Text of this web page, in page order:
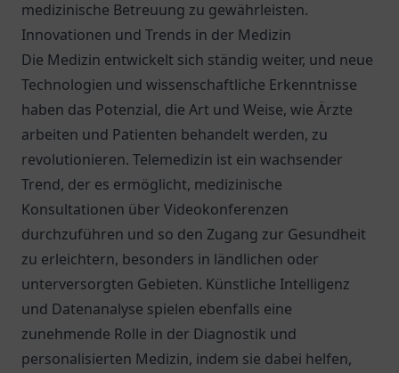
medizinische Betreuung zu gewährleisten.
Innovationen und Trends in der Medizin
Die Medizin entwickelt sich ständig weiter, und neue
Technologien und wissenschaftliche Erkenntnisse
haben das Potenzial, die Art und Weise, wie Ärzte
arbeiten und Patienten behandelt werden, zu
revolutionieren. Telemedizin ist ein wachsender
Trend, der es ermöglicht, medizinische
Konsultationen über Videokonferenzen
durchzuführen und so den Zugang zur Gesundheit
zu erleichtern, besonders in ländlichen oder
unterversorgten Gebieten. Künstliche Intelligenz
und Datenanalyse spielen ebenfalls eine
zunehmende Rolle in der Diagnostik und
personalisierten Medizin, indem sie dabei helfen,